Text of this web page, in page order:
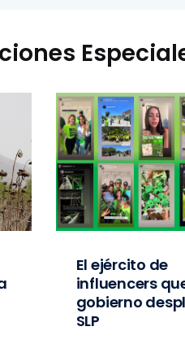
El ejército de
influencers
gobierno
SLP